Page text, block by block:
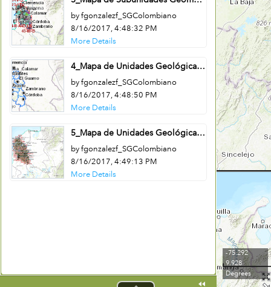
Servicio Geológico Colombiano
-75.292
9.928
Degrees
by fgonzalezf_SGColombiano
8/16/2017, 4:48:32 PM
More Details
4_Mapa de Unidades Geológicas Superficiales – CARDIQUE – Origen Oeste
by fgonzalezf_SGColombiano
8/16/2017, 4:48:50 PM
More Details
5_Mapa de Unidades Geológicas Superficiales – CARDIQUE – Origen Central
by fgonzalezf_SGColombiano
8/16/2017, 4:49:13 PM
More Details